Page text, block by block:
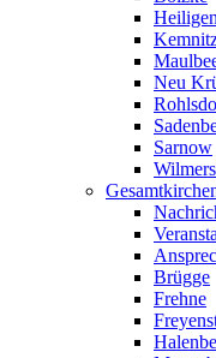
Neu
Sarnow
Brügge
Frehne